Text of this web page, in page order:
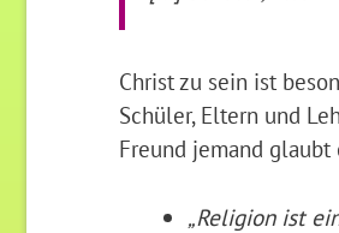
Christ zu sein ist
Schüler, Eltern und
Freund jemand glaubt
„Religion ist